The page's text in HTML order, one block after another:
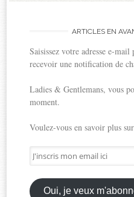
ARTICLES EN
Saisissez votre adresse e-
recevoir une notification de
Ladies & Gentlemans, vous
moment.
Voulez-vous en savoir plus
J'inscris
mon
email
ici
Oui, je veux